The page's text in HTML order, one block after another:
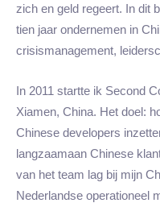
zich en geld regeert. In dit
tien jaar ondernemen in
crisismanagement,
In 2011 startte ik Second
Xiamen, China. Het doel:
Chinese developers
langzaamaan Chinese
van het team lag bij mijn
Nederlandse operationeel